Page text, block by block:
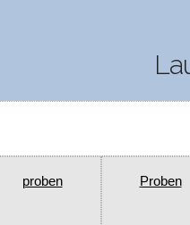
proben Proben